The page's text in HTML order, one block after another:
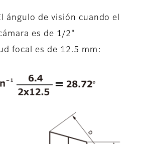
ángulo de visión cuando el
es de 1/2"
focal es de 12.5 mm: